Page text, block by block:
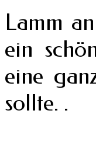
Lamm
ein
eine
sollte. .